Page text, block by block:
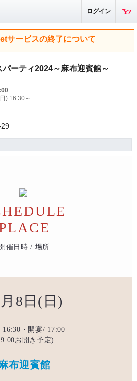
ログイン
サービスの終了について
パーティ2024～麻布迎賓館～
) 16:30～
開催日時 / 場所
8日(日)
16:30・開宴/ 17:00
お開き予定)
布迎賓館